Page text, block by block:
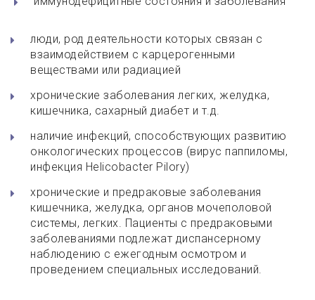
люди, род деятельности которых связан с
взаимодействием с карцерогенными
веществами или радиацией
хронические заболевания легких, желудка,
кишечника, сахарный диабет и т.д.
наличие инфекций, способствующих развитию
онкологических процессов (вирус паппиломы,
инфекция Helicobacter Pilory)
хронические и предраковые заболевания
кишечника, желудка, органов мочеполовой
системы, легких. Пациенты с предраковыми
заболеваниями подлежат диспансерному
наблюдению с ежегодным осмотром и
проведением специальных исследований.